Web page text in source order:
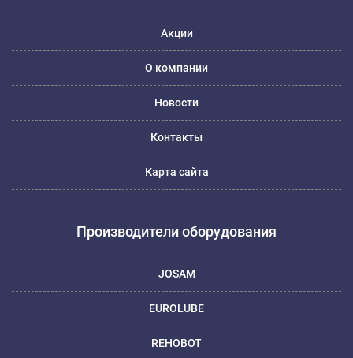
Акции
О компании
Новости
Контакты
Карта сайта
Производители оборудования
JOSAM
EUROLUBE
REHOBOT